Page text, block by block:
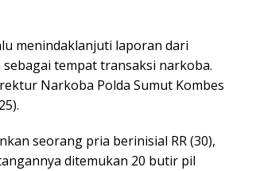
menindaklanjuti laporan dari
tempat transaksi narkoba.
Narkoba Polda Sumut Kombes
seorang pria berinisial RR (30),
ditemukan 20 butir pil